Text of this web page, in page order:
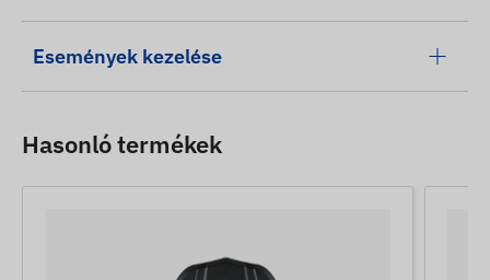
Események kezelése
Hasonló termékek